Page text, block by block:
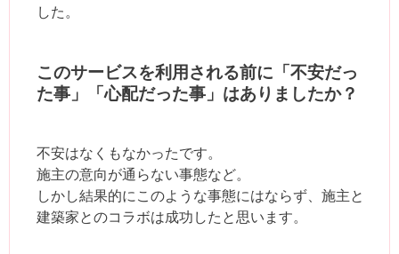
した。
このサービスを利用される前に「不安だっ
た事」「心配だった事」はありましたか？
不安はなくもなかったです。
施主の意向が通らない事態など。
しかし結果的にこのような事態にはならず、施主と
建築家とのコラボは成功したと思います。